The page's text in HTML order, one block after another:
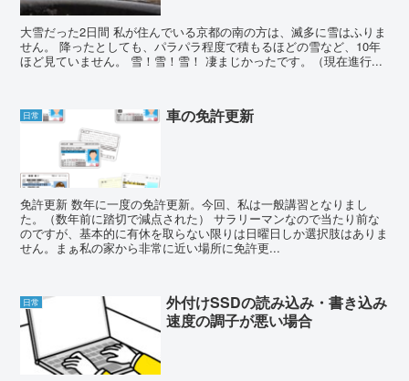
大雪だった2日間 私が住んでいる京都の南の方は、滅多に雪はふりま
せん。 降ったとしても、パラパラ程度で積もるほどの雪など、10年
ほど見ていません。 雪！雪！雪！ 凄まじかったです。（現在進行...
日常 車の免許更新
免許更新 数年に一度の免許更新。今回、私は一般講習となりまし
た。（数年前に踏切で減点された） サラリーマンなので当たり前な
のですが、基本的に有休を取らない限りは日曜日しか選択肢はありま
せん。まぁ私の家から非常に近い場所に免許更...
日常
外付けSSDの読み込み・書き込み
速度の調子が悪い場合